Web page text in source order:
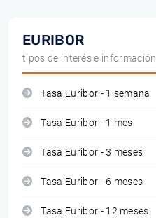
EURIBOR
tipos de interés e información
Tasa Euribor - 1 semana
Tasa Euribor - 1 mes
Tasa Euribor - 3 meses
Tasa Euribor - 6 meses
Tasa Euribor - 12 meses